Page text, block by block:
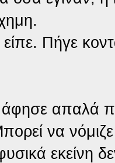
Πήγε
απαλά
να
εκείνη